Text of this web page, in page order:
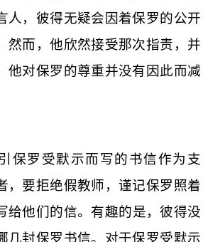
人，彼得无疑会因着保罗的公开
然而，他欣然接受那次指责，并
他对保罗的尊重并没有因此而减
保罗受默示而写的书信作为支
，要拒绝假教师，谨记保罗照着
给他们的信。有趣的是，彼得没
几封保罗书信。对于保罗受默示